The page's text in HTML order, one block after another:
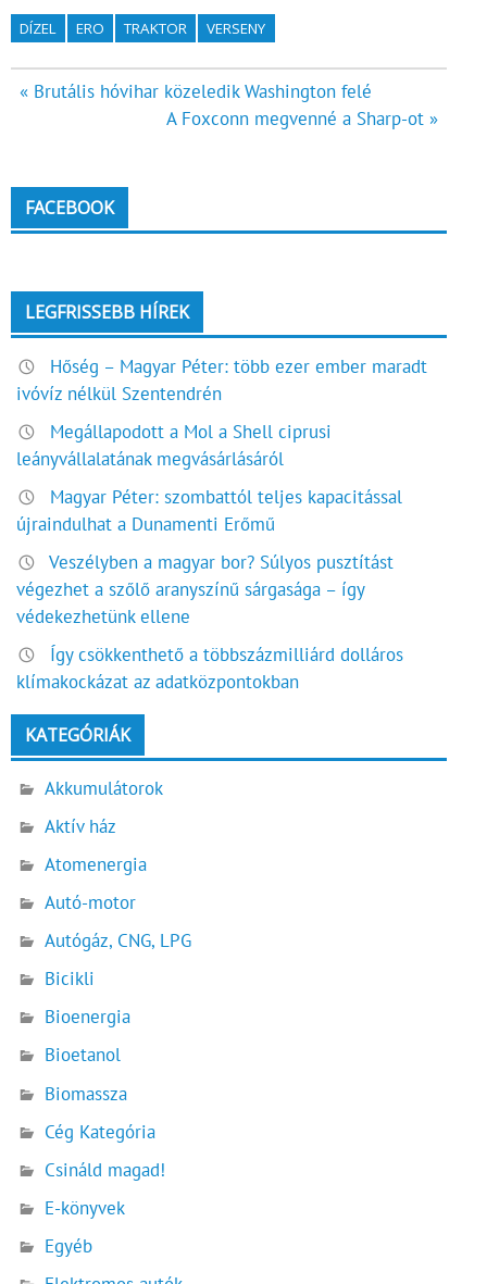
DÍZEL ERO TRAKTOR VERSENY
Bejegyzés
« Brutális hóvihar közeledik Washington felé
A Foxconn megvenné a Sharp-ot »
FACEBOOK
LEGFRISSEBB HÍREK
Hőség – Magyar Péter: több ezer ember maradt
ivóvíz nélkül Szentendrén
Megállapodott a Mol a Shell ciprusi
leányvállalatának megvásárlásáról
Magyar Péter: szombattól teljes kapacitással
újraindulhat a Dunamenti Erőmű
Veszélyben a magyar bor? Súlyos pusztítást
végezhet a szőlő aranyszínű sárgasága – így
védekezhetünk ellene
Így csökkenthető a többszázmilliárd dolláros
klímakockázat az adatközpontokban
KATEGÓRIÁK
Akkumulátorok
Aktív ház
Atomenergia
Autó-motor
Autógáz, CNG, LPG
Bicikli
Bioenergia
Bioetanol
Biomassza
Cég Kategória
Csináld magad!
E-könyvek
Egyéb